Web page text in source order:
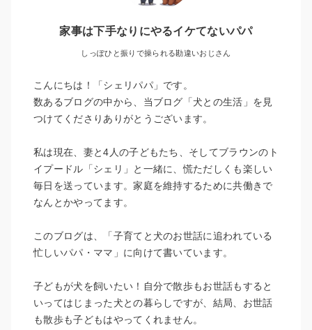
家事は下手なりにやるイケてないパパ
しっぽひと振りで操られる勘違いおじさん
こんにちは！「シェリパパ」です。
数あるブログの中から、当ブログ「犬との生活」を見
つけてくださりありがとうございます。
私は現在、妻と4人の子どもたち、そしてブラウンのト
イプードル「シェリ」と一緒に、慌ただしくも楽しい
毎日を送っています。家庭を維持するために共働きで
なんとかやってます。
このブログは、「子育てと犬のお世話に追われている
忙しいパパ・ママ」に向けて書いています。
子どもが犬を飼いたい！自分で散歩もお世話もすると
いってはじまった犬との暮らしですが、結局、お世話
も散歩も子どもはやってくれません。